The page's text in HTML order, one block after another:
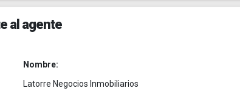
al agente
Nombre:
Latorre Negocios Inmobiliarios